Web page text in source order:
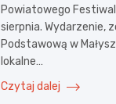
Powiatowego
sierpnia. Wydarzenie,
Podstawową w
lokalne…
Czytaj dalej